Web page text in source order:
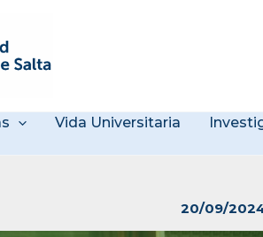
Vida Universitaria
20/09/